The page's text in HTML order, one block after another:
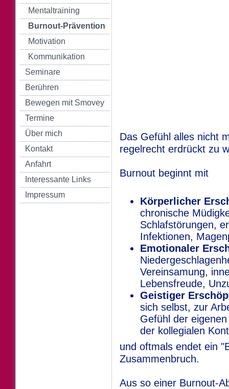
Mentaltraining
Burnout-Prävention
Motivation
Kommunikation
Seminare
Berühren
Bewegen mit Smovey
Termine
Über mich
Kontakt
Anfahrt
Interessante Links
Impressum
Das Gefühl alles nicht
regelrecht erdrückt zu
Burnout beginnt mit
Körperlicher
chronische
Schlafstörungen,
Infektionen,
Emotionaler
Vereinsamung,
Lebensfreude,
Geistiger
sich selbst, zur
Gefühl der
der kollegialen
und oftmals endet ein
Zusammenbruch.
Aus so einer Burnout-